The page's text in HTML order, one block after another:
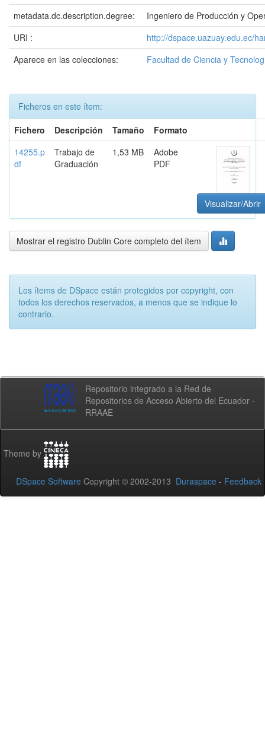
metadata.dc.description.degree:
Ingeniero de Producción y
URI :
http://dspace.uazuay.edu.ec/
Aparece en las colecciones:
Facultad de Ciencia y
Ficheros en este ítem:
Fichero
Descripción Tamaño
Formato
14255.p
df
Trabajo de
Graduación
1,53 MB
Adobe
PDF
Visualizar/Abrir
Mostrar el registro Dublin Core completo del ítem
Los ítems de DSpace están protegidos por copyright, con
todos los derechos reservados, a menos que se indique lo
contrario.
Repositorio integrado a la Red de
Repositorios de Acceso Abierto del Ecuador -
RRAAE
Theme by
DSpace Software Copyright © 2002-2013 Duraspace - Feedback